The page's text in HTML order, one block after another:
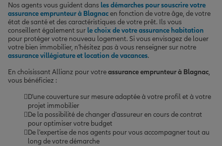
Nos agents vous guident dans les démarches pour souscrire votre
assurance emprunteur à Blagnacen fonction de votre âge, de votre
état de santé et des caractéristiques de votre prêt. Ils vous
conseillent également sur le choix de votre assurance habitation
pour protéger votre nouveau logement. Si vous envisagez de louer
votre bien immobilier, n'hésitez pas à vous renseigner sur notre
assurance villégiature et location de vacances.
En choisissant Allianz pour votreassurance emprunteur à Blagnac,
vous bénéficiez :
D'une couverture sur mesure adaptée à votre profil et à votre
projet immobilier
De la possibilité de changer d'assureur en cours de contrat
pour optimiser votre budget
De l'expertise de nos agents pour vous accompagner tout au
long de votre démarche